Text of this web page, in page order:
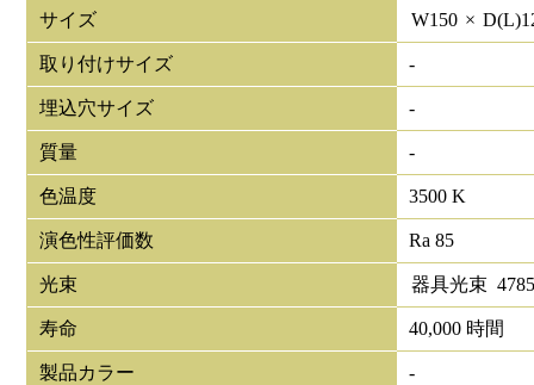
サイズ W150 × D(L)
取り付けサイズ -
埋込穴サイズ -
質量 -
色温度 3500 K
演色性評価数 Ra 85
光束 器具光束
寿命 40,000 時間
製品カラー -